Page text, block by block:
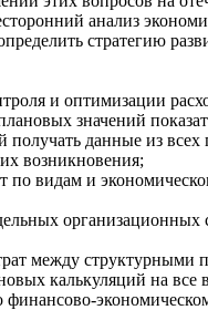
анализ
стратегию
и оптимизации
значений
получать данные из
возникновения;
по видам и
организационных
между структурными
калькуляций на